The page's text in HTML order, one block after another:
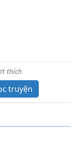
thích
truyện